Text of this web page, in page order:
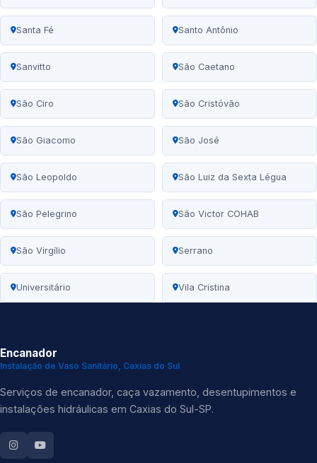
Santa Fé Santo Antônio
Sanvitto São Caetano
São Ciro São Cristóvão
São Giacomo São José
São Leopoldo São Luiz da Sexta Légua
São Pelegrino São Victor COHAB
São Virgílio Serrano
Universitário Vila Cristina
Encanador
Instalação de Vaso Sanitário, Caxias do Sul
Serviços de encanador, caça vazamento, desentupimentos e
instalações hidráulicas em Caxias do Sul-SP.